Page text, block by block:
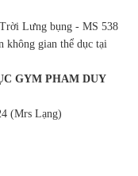
Lưng bụng - MS 538
không gian thể dục tại
GYM PHAM DUY
(Mrs Lạng)